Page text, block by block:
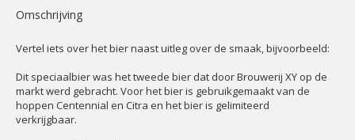
Omschrijving
Vertel iets over het bier naast uitleg over de smaak, bijvoorbeeld:
Dit speciaalbier was het tweede bier dat door Brouwerij XY op de
markt werd gebracht. Voor het bier is gebruikgemaakt van de
hoppen Centennial en Citra en het bier is gelimiteerd
verkrijgbaar.